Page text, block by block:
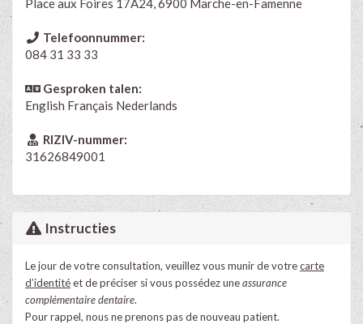
Telefoonnummer:
084 31 33 33
Gesproken talen:
English Français Nederlands
RIZIV-nummer:
31626849001
Instructies
Le jour de votre consultation, veuillez vous munir de votrecarte
d’identitéet de préciser si vous possédez uneassurance
complémentaire dentaire.
Pour rappel, nous ne prenons pas de nouveau patient.